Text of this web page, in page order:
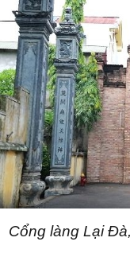
Cổng làng Lại